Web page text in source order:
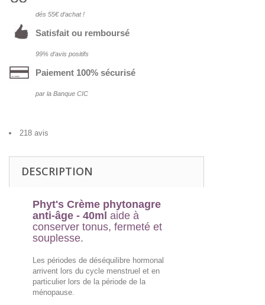
dés 55€ d‘achat !
Satisfait ou remboursé
99% d‘avis positifs
Paiement 100% sécurisé
par la Banque CIC
218 avis
DESCRIPTION
Phyt's Crème phytonagre
anti-âge - 40ml aide à
conserver tonus, fermeté et
souplesse.
Les périodes de déséquilibre hormonal
arrivent lors du cycle menstruel et en
particulier lors de la période de la
ménopause.